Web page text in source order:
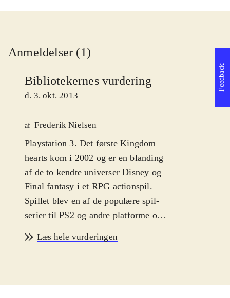
Anmeldelser (1)
Bibliotekernes vurdering
d. 3. okt. 2013
af Frederik Nielsen
Playstation 3. Det første Kingdom
hearts kom i 2002 og er en blanding
af de to kendte universer Disney og
Final fantasy i et RPG actionspil.
Spillet blev en af de populære spil-
serier til PS2 og andre platforme og i
syv spil og det er oplagt, at de første
en PEGI: 12 og ikoner for vold.
Læs hele vurderingen
Feedback